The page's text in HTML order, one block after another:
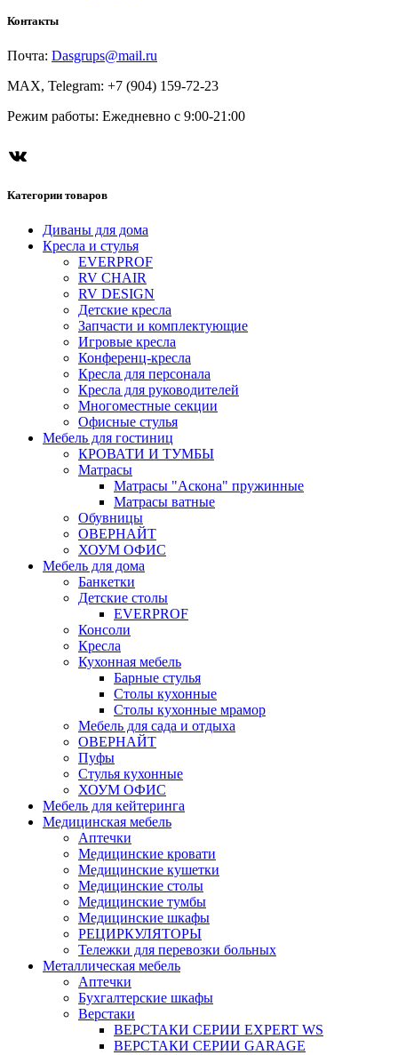
Контакты
Почта: Dasgrups@mail.ru
MAX, Telegram: +7 (904) 159-72-23
Режим работы: Ежедневно с 9:00-21:00
ВКонтакте
Категории товаров
Диваны для дома
Кресла и стулья
EVERPROF
RV CHAIR
RV DESIGN
Детские кресла
Запчасти и комплектующие
Игровые кресла
Конференц-кресла
Кресла для персонала
Кресла для руководителей
Многоместные секции
Офисные стулья
Мебель для гостиниц
КРОВАТИ И ТУМБЫ
Матрасы
Матрасы "Аскона" пружинные
Матрасы ватные
Обувницы
ОВЕРНАЙТ
ХОУМ ОФИС
Мебель для дома
Банкетки
Детские столы
EVERPROF
Консоли
Кресла
Кухонная мебель
Барные стулья
Столы кухонные
Столы кухонные мрамор
Мебель для сада и отдыха
ОВЕРНАЙТ
Пуфы
Стулья кухонные
ХОУМ ОФИС
Мебель для кейтеринга
Медицинская мебель
Аптечки
Медицинские кровати
Медицинские кушетки
Медицинские столы
Медицинские тумбы
Медицинские шкафы
РЕЦИРКУЛЯТОРЫ
Тележки для перевозки больных
Металлическая мебель
Аптечки
Бухгалтерские шкафы
Верстаки
ВЕРСТАКИ СЕРИИ EXPERT WS
ВЕРСТАКИ СЕРИИ GARAGE